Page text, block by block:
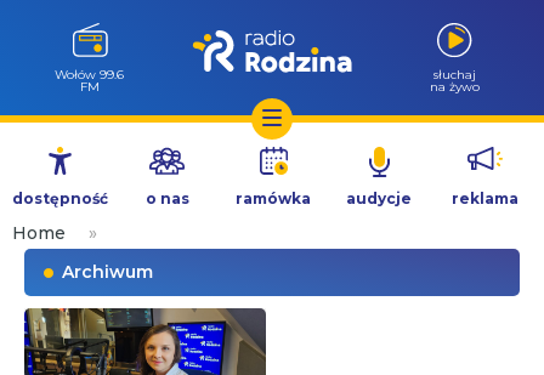
Przejdź
treści
Wołów 99.6
FM
słuchaj
na żywo
dostępność o nas ramówka audycje reklama
Home
»
Archiwum